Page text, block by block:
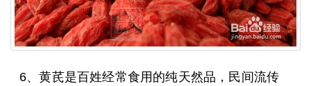
6、黄芪是百姓经常食用的纯天然品，民间流传